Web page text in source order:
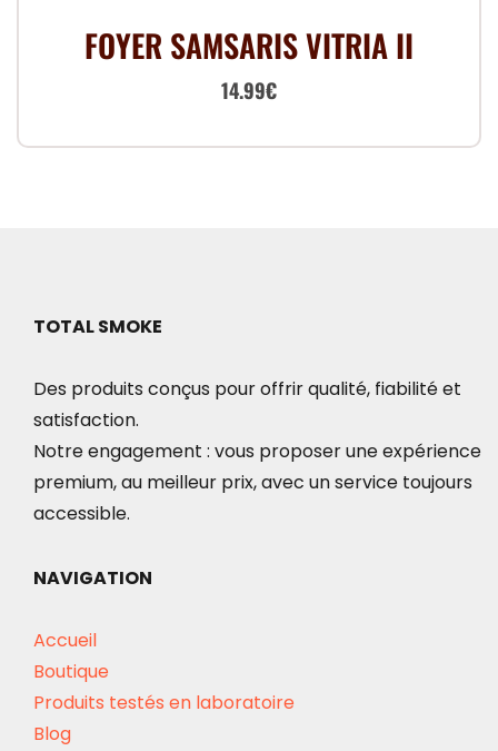
FOYER SAMSARIS VITRIA II
Le
initial
14.99€Le
actuel
TOTAL SMOKE
Des produits conçus pour offrir qualité, fiabilité et
satisfaction.
Notre engagement : vous proposer une expérience
premium, au meilleur prix, avec un service toujours
accessible.
NAVIGATION
Accueil
Boutique
Produits testés en laboratoire
Blog